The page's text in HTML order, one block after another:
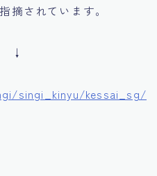
摘されています。
↓
singi_kinyu/kessai_sg/